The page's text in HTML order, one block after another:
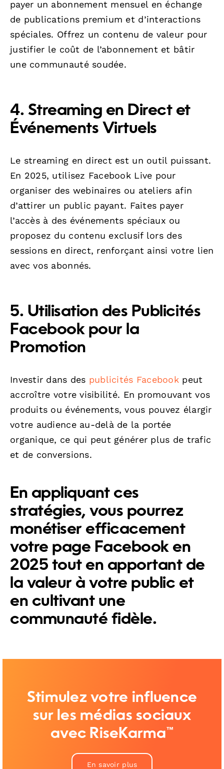
payer un abonnement mensuel en échange
de publications premium et d’interactions
spéciales. Offrez un contenu de valeur pour
justifier le coût de l’abonnement et bâtir
une communauté soudée.
4. Streaming en Direct et
Événements Virtuels
Le streaming en direct est un outil puissant.
En 2025, utilisez Facebook Live pour
organiser des webinaires ou ateliers afin
d’attirer un public payant. Faites payer
l’accès à des événements spéciaux ou
proposez du contenu exclusif lors des
sessions en direct, renforçant ainsi votre lien
avec vos abonnés.
5. Utilisation des Publicités
Facebook pour la
Promotion
Investir dans des publicités Facebook peut
accroître votre visibilité. En promouvant vos
produits ou événements, vous pouvez élargir
votre audience au-delà de la portée
organique, ce qui peut générer plus de trafic
et de conversions.
En appliquant ces
stratégies, vous pourrez
monétiser efficacement
votre page Facebook en
2025 tout en apportant de
la valeur à votre public et
en cultivant une
communauté fidèle.
Stimulez votre influence
sur les médias sociaux
avec RiseKarma™
En savoir plus